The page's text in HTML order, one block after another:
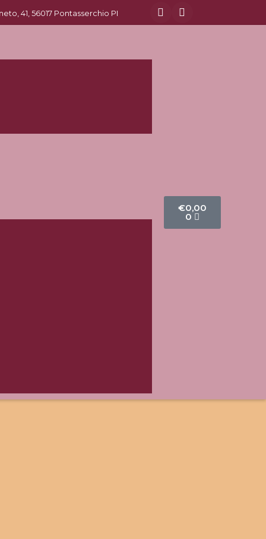
41, 56017 Pontasserchio PI
€0,00
0